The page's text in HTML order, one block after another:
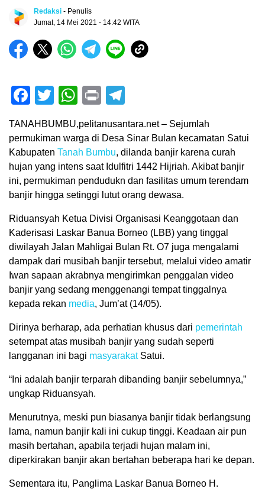
Redaksi - Penulis
Jumat, 14 Mei 2021 - 14:42 WITA
Facebook
TwitterWhatsApp
Print
TANAHBUMBU,pelitanusantara.net – Sejumlah
permukiman warga di Desa Sinar Bulan kecamatan Satui
Kabupaten Tanah Bumbu, dilanda banjir karena curah
hujan yang intens saat Idulfitri 1442 Hijriah. Akibat banjir
ini, permukiman pendudukn dan fasilitas umum terendam
banjir hingga setinggi lutut orang dewasa.
Riduansyah Ketua Divisi Organisasi Keanggotaan dan
Kaderisasi Laskar Banua Borneo (LBB) yang tinggal
diwilayah Jalan Mahligai Bulan Rt. O7 juga mengalami
dampak dari musibah banjir tersebut, melalui video amatir
Iwan sapaan akrabnya mengirimkan penggalan video
banjir yang sedang menggenangi tempat tinggalnya
kepada rekan media, Jum’at (14/05).
Dirinya berharap, ada perhatian khusus dari pemerintah
setempat atas musibah banjir yang sudah seperti
langganan ini bagi masyarakatSatui.
“Ini adalah banjir terparah dibanding banjir sebelumnya,”
ungkap Riduansyah.
Menurutnya, meski pun biasanya banjir tidak berlangsung
lama, namun banjir kali ini cukup tinggi. Keadaan air pun
masih bertahan, apabila terjadi hujan malam ini,
diperkirakan banjir akan bertahan beberapa hari ke depan.
Sementara itu, Panglima Laskar Banua Borneo H.